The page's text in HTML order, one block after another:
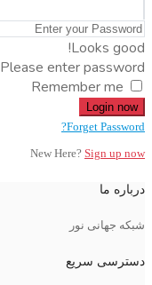
Looks good!
Please enter password
Remember me
Login now
Forget Password?
New Here? Sign up now
درباره ما
شبکه جهانی نور
دسترسی سریع